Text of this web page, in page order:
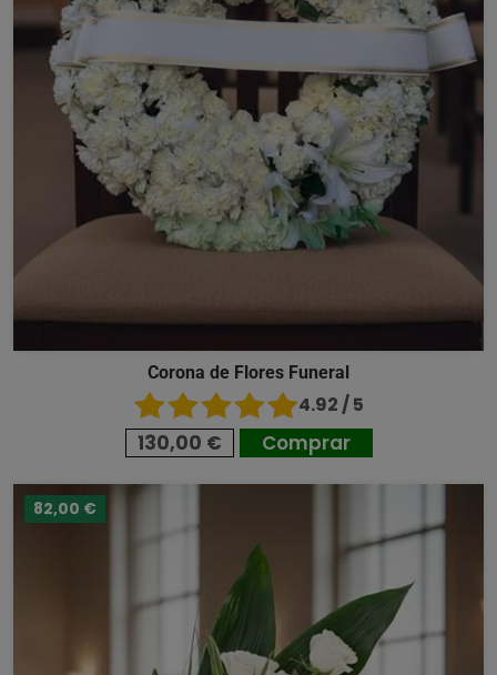
Corona de Flores Funeral
4.92 / 5
130,00 € Comprar
82,00 €